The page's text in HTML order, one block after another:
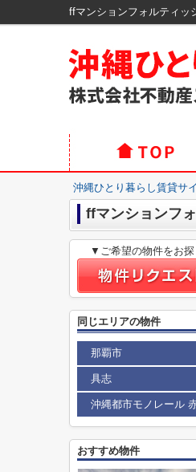
ffマンションフォルティッ
沖縄ひとり暮らし賃貸サ
ffマンションフ
▼ご希望の物件をお探
同じエリアの物件
那覇市
具志
沖縄都市モノレール
おすすめ物件